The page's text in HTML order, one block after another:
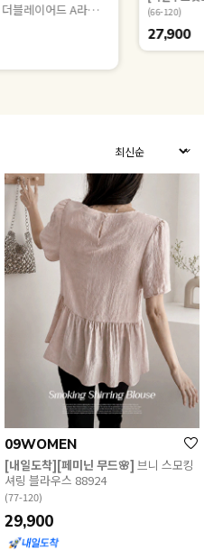
더블레이어드 A라인 반팔 블라우스 88066 (66-120)
27,900
09WOMEN
[내일도착][페미닌 무드🌸] 브니 스모킹
셔링 블라우스 88924
(77-120)
29,900